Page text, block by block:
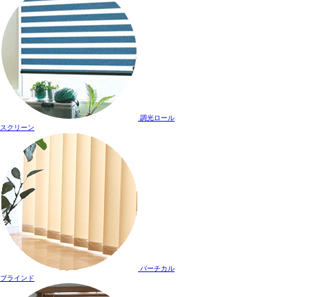
調光ロール
スクリーン
バーチカル
ブラインド